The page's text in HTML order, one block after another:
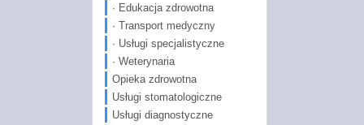
· Edukacja zdrowotna
· Transport medyczny
· Usługi specjalistyczne
· Weterynaria
Opieka zdrowotna
Usługi stomatologiczne
Usługi diagnostyczne